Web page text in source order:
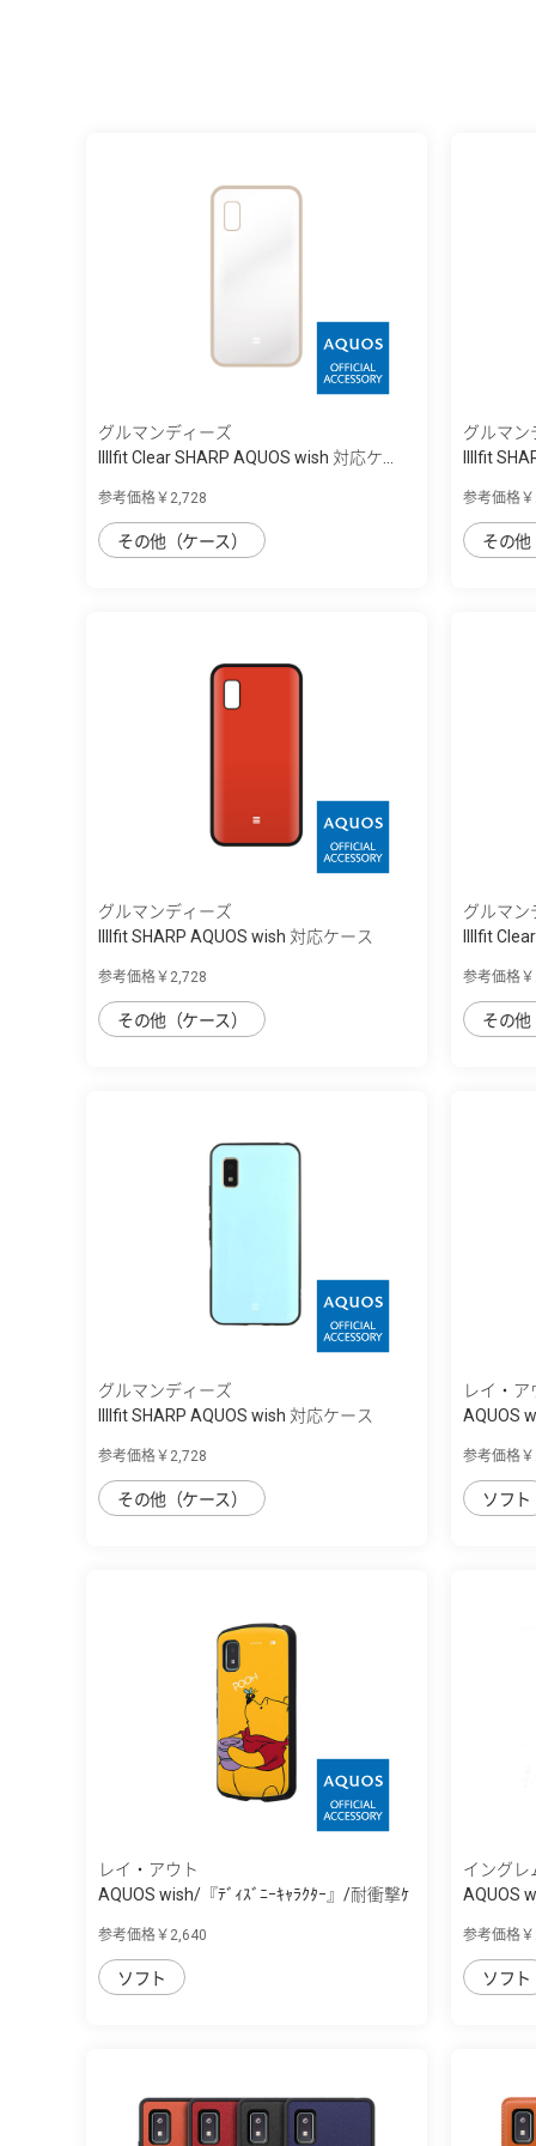
グルマンディーズ
IIIIfit Clear SHARP AQUOS wish 対応ケ...
参考価格￥2,728
その他（ケース）
グルマン
IIIIfit
参考価格
その他
グルマンディーズ
IIIIfit SHARP AQUOS wish 対応ケース
参考価格￥2,728
その他（ケース）
グルマン
IIIIfit
参考価格
その他
グルマンディーズ
IIIIfit SHARP AQUOS wish 対応ケース
参考価格￥2,728
その他（ケース）
レイ・ア
AQUOS
参考価格
ソフト
レイ・アウト
AQUOS wish/『ﾃﾞｨｽﾞﾆｰｷｬﾗｸﾀｰ』/耐衝撃ｹ
参考価格￥2,640
ソフト
イングレ
AQUOS
参考価格
ソフト